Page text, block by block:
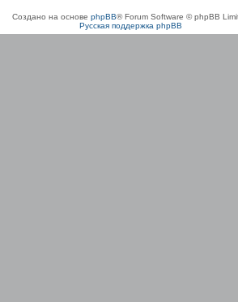
Создано на основе phpBB® Forum Software © phpBB
Русская поддержка phpBB